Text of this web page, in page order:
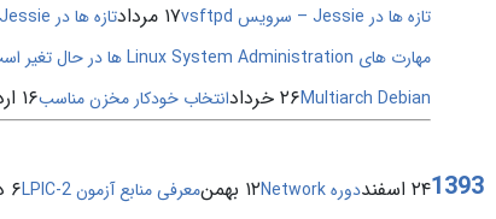
تازه ها در Jessie – سرویس vsftpd ۱۷ مرداد تازه ها در Jessie – اشتراک گذاری میزکار
مهارت های Linux System Administration ها در حال تغیر است
Multiarch Debian۲۶ خرداد انتخاب خودکار مخزن مناسب۱۶ اردیبهشت
1393۲۴ اسفند دوره Network ۱۲ بهمن معرفی منابع آزمون LPIC-2 ۶ دی